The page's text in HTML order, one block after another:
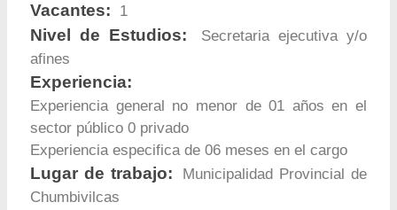
Vacantes: 1
Nivel de Estudios:
Secretaria ejecutiva y/o
afines
Experiencia:
Experiencia general no menor de 01 años en el
sector público 0 privado
Experiencia especifica de 06 meses en el cargo
Lugar de trabajo:
Municipalidad Provincial de
Chumbivilcas